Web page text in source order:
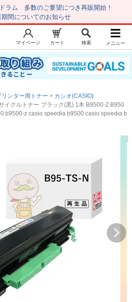
ラム 多数のご要望につき再販開始！
期間についてのお知らせ
マイページ
お気に入り
レビュー履歴
ジ
マイページ カート 検索 メニュー
リンター用トナー
カシオ(CASIO)
イクルトナー ブラック(黒) 1本 B9500-Z B950
b9500-z casio speedia b9500 casio speedia b